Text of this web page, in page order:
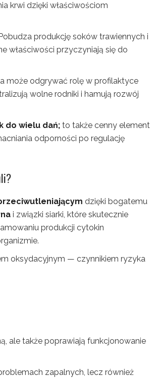
krwi dzięki właściwościom
produkcję soków trawiennych i
właściwości przyczyniają się do
może odgrywać rolę w profilaktyce
wolne rodniki i hamują rozwój
do wielu dań; to także cenny element
odporności po regulację
dzięki bogatemu
i związki siarki, które skutecznie
produkcji cytokin
oksydacyjnym — czynnikiem ryzyka
ale także poprawiają funkcjonowanie
zapalnych, lecz również